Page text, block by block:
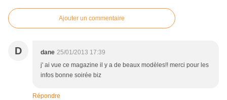
Ajouter un commentaire
D dane 25/01/2013 17:39
j' ai vue ce magazine il y a de beaux modèles!! merci pour les
infos bonne soirée biz
Répondre